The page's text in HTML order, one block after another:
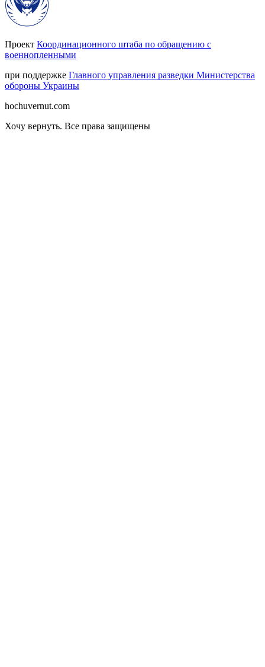
Проект Координационного штаба по обращению с
военнопленными
при поддержке Главного управления разведки Министерства
обороны Украины
hochuvernut.com
Хочу вернуть. Все права защищены